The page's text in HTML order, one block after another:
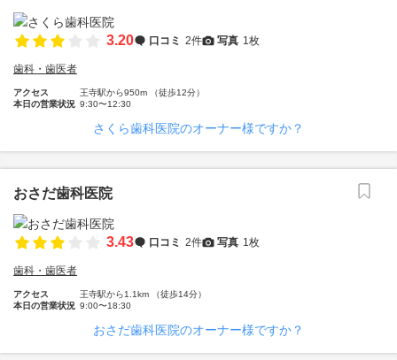
3.20 口コミ 2件 写真 1枚
歯科・歯医者
アクセス
王寺駅から950m （徒歩12分）
本日の営業状況 9:30〜12:30
さくら歯科医院のオーナー様ですか？
おさだ歯科医院
3.43 口コミ 2件 写真 1枚
歯科・歯医者
アクセス
王寺駅から1.1km （徒歩14分）
本日の営業状況 9:00〜18:30
おさだ歯科医院のオーナー様ですか？